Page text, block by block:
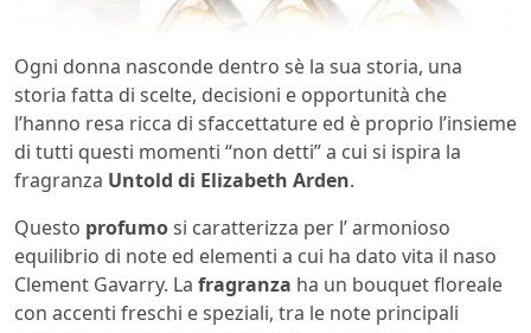
Ogni donna nasconde dentro sè la sua storia, una
storia fatta di scelte, decisioni e opportunità che
l’hanno resa ricca di sfaccettature ed è proprio l’insieme
di tutti questi momenti “non detti” a cui si ispira la
fragranza Untold di Elizabeth Arden.
Questo profumosi caratterizza per l’ armonioso
equilibrio di note ed elementi a cui ha dato vita il naso
Clement Gavarry. La fragranza ha un bouquet floreale
con accenti freschi e speziali, tra le note principali